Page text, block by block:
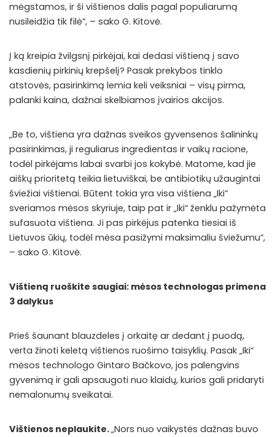
mėgstamos, ir ši vištienos dalis pagal populiarumą
nusileidžia tik filė“, – sako G. Kitovė.
Į ką kreipia žvilgsnį pirkėjai, kai dedasi vištieną į savo
kasdienių pirkinių krepšelį? Pasak prekybos tinklo
atstovės, pasirinkimą lemia keli veiksniai – visų pirma,
palanki kaina, dažnai skelbiamos įvairios akcijos.
„Be to, vištiena yra dažnas sveikos gyvensenos šalininkų
pasirinkimas, ji reguliarus ingredientas ir vaikų racione,
todėl pirkėjams labai svarbi jos kokybė. Matome, kad jie
aiškų prioritetą teikia lietuviškai, be antibiotikų užaugintai
šviežiai vištienai. Būtent tokia yra visa vištiena „Iki“
sveriamos mėsos skyriuje, taip pat ir „Iki“ ženklu pažymėta
sufasuota vištiena. Ji pas pirkėjus patenka tiesiai iš
Lietuvos ūkių, todėl mėsa pasižymi maksimaliu šviežumu“,
– sako G. Kitovė.
Vištieną ruoškite saugiai: mėsos technologas primena
3 dalykus
Prieš šaunant blauzdeles į orkaitę ar dedant į puodą,
verta žinoti keletą vištienos ruošimo taisyklių. Pasak „Iki“
mėsos technologo Gintaro Bačkovo, jos palengvins
gyvenimą ir gali apsaugoti nuo klaidų, kurios gali pridaryti
nemalonumų sveikatai.
Vištienos neplaukite.„Nors nuo vaikystės dažnas buvo